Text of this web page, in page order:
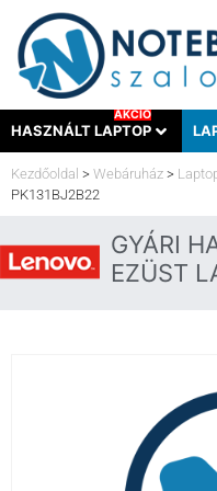
HASZNÁLT LAPTOP
AKCIÓ
Kezdőoldal > Webáruház >
PK131BJ2B22
GYÁRI
EZÜST